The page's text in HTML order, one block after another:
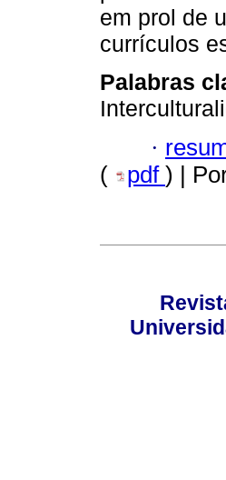
em prol de
currículos
Palabras
·
(
pdf ) |